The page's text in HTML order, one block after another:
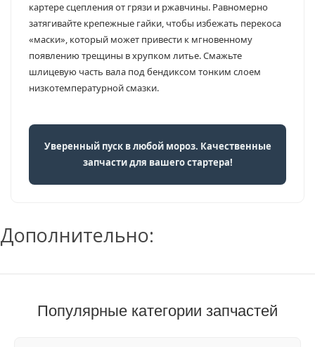
картере сцепления от грязи и ржавчины. Равномерно
затягивайте крепежные гайки, чтобы избежать перекоса
«маски», который может привести к мгновенному
появлению трещины в хрупком литье. Смажьте
шлицевую часть вала под бендиксом тонким слоем
низкотемпературной смазки.
Уверенный пуск в любой мороз. Качественные
запчасти для вашего стартера!
Дополнительно:
Популярные категории запчастей